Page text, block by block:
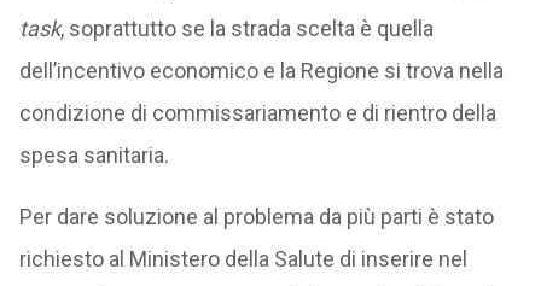
task, soprattutto se la strada scelta è quella
dell’incentivo economico e la Regione si trova nella
condizione di commissariamento e di rientro della
spesa sanitaria.
Per dare soluzione al problema da più parti è stato
richiesto al Ministero della Salute di inserire nel